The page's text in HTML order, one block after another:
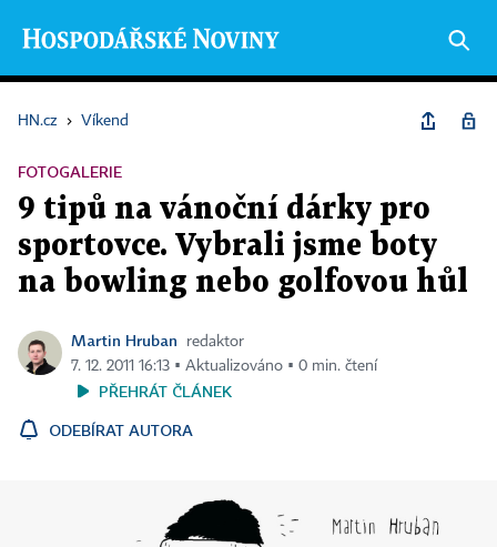
HN.cz › Víkend
FOTOGALERIE
9 tipů na vánoční dárky pro
sportovce. Vybrali jsme boty
na bowling nebo golfovou hůl
Martin Hruban
redaktor
7. 12. 2011 16:13 ▪ Aktualizováno ▪ 0 min. čtení
PŘEHRÁT ČLÁNEK
ODEBÍRAT AUTORA